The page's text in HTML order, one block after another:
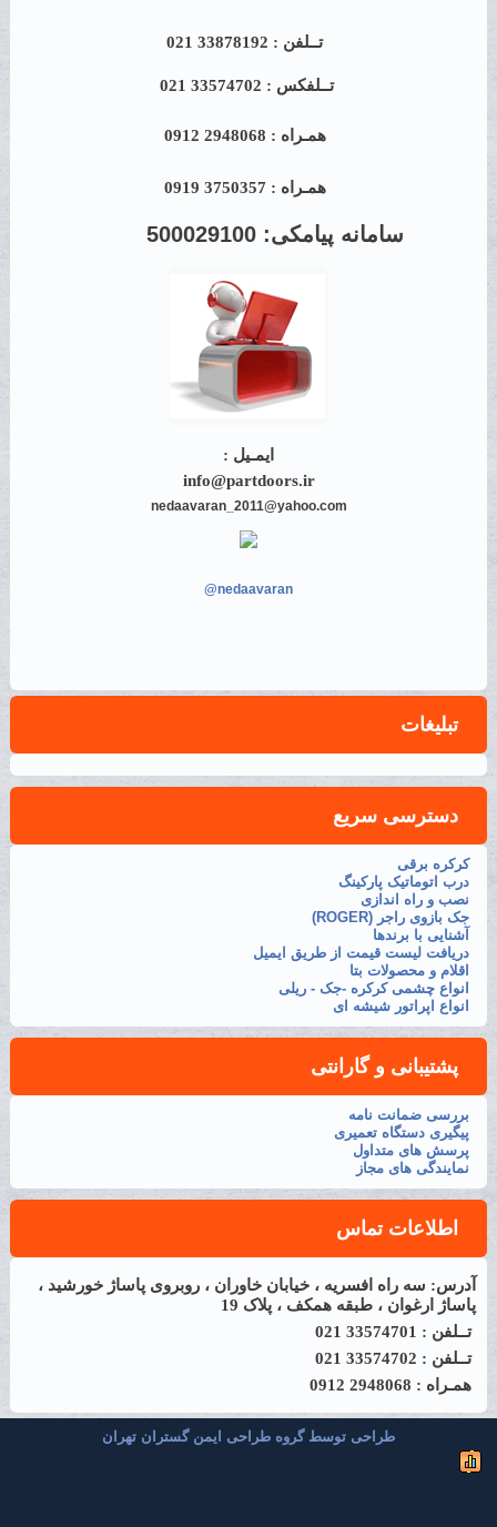
تــلفن : 33878192 021
تــلفکس : 33574702 021
همـراه : 2948068 0912
همـراه : 3750357 0919
سامانه پیامکی: 500029100
ایمـیل :
info@partdoors.ir
nedaavaran_2011@yahoo.com
@nedaavaran
تبلیغات
دسترسی سریع
کرکره برقی
درب اتوماتیک پارکینگ
نصب و راه اندازی
جک بازوی راجر (ROGER)
آشنایی با برندها
دریافت لیست قیمت از طریق ایمیل
اقلام و محصولات بتا
انواع چشمی کرکره -جک - ریلی
انواع اپراتور شیشه ای
پشتیبانی و گارانتی
بررسی ضمانت نامه
پیگیری دستگاه تعمیری
پرسش های متداول
نمایندگی های مجاز
اطلاعات تماس
آدرس: سه راه افسریه ، خیابان خاوران ، روبروی پاساژ خورشید ،
پاساژ ارغوان ، طبقه همکف ، پلاک 19
تــلفن : 33574701 021
تــلفن : 33574702 021
همـراه : 2948068 0912
طراحی توسط گروه طراحی ایمن گستران تهران